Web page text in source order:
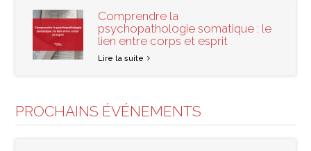
Comprendre la
psychopathologie somatique : le
lien entre corps et esprit
Lire la suite
PROCHAINS ÉVÉNEMENTS